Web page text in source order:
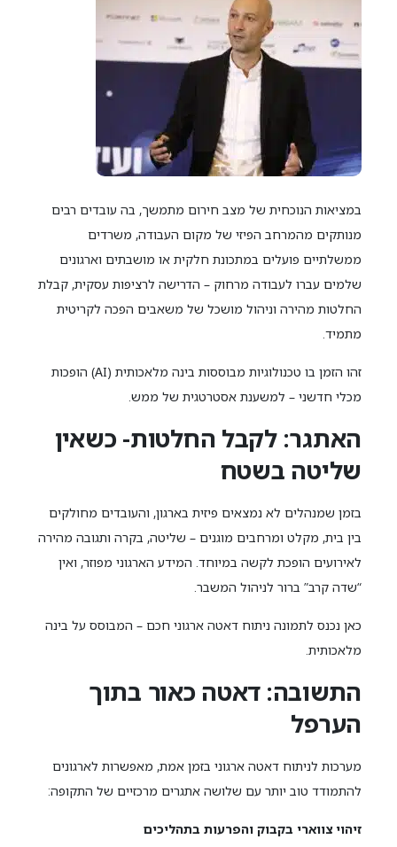
במציאות הנוכחית של מצב חירום מתמשך, בה עובדים רבים
מנותקים מהמרחב הפיזי של מקום העבודה, משרדים
ממשלתיים פועלים במתכונת חלקית או מושבתים וארגונים
שלמים עברו לעבודה מרחוק – הדרישה לרציפות עסקית, קבלת
החלטות מהירה וניהול מושכל של משאבים הפכה לקריטית
מתמיד.
זהו הזמן בו טכנולוגיות מבוססות בינה מלאכותית (AI) הופכות
מכלי חדשני – למשענת אסטרטגית של ממש.
האתגר: לקבל החלטות- כשאין
שליטה בשטח
בזמן שמנהלים לא נמצאים פיזית בארגון, והעובדים מחולקים
בין בית, מקלט ומרחבים מוגנים – שליטה, בקרה ותגובה מהירה
לאירועים הופכת לקשה במיוחד. המידע הארגוני מפוזר, ואין
“שדה קרב” ברור לניהול המשבר.
כאן נכנס לתמונה ניתוח דאטה ארגוני חכם – המבוסס על בינה
מלאכותית.
התשובה: דאטה כאור בתוך
הערפל
מערכות לניתוח דאטה ארגוני בזמן אמת, מאפשרות לארגונים
להתמודד טוב יותר עם שלושה אתגרים מרכזיים של התקופה:
זיהוי צווארי בקבוק והפרעות בתהליכים